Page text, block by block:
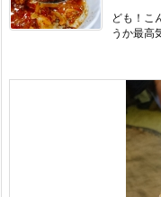
ども！こ
うか最高